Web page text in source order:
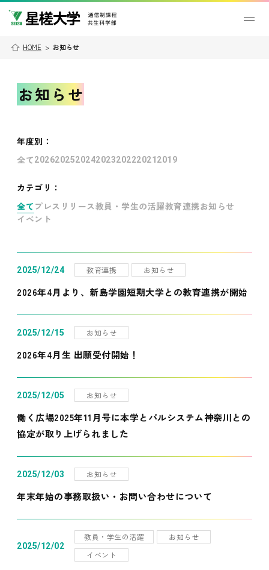
HOME > お知らせ
お知らせ
年度別 ：
全て202620252024202320222021 2019
カテゴリ：
全て プレスリリース教員・学生の活躍教育連携お知らせ
イベント
2025/12/24 教育連携 お知らせ
2026年4月より、新島学園短期大学との教育連携が開始
2025/12/15 お知らせ
2026年4月生 出願受付開始！
2025/12/05 お知らせ
働く広場2025年11月号に本学とパルシステム神奈川との
協定が取り上げられました
2025/12/03 お知らせ
年末年始の事務取扱い・お問い合わせについて
2025/12/02
教員・学生の活躍
お知らせ
イベント